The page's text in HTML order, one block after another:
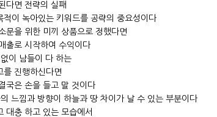
다면 전략의 실패
적이 녹아있는 키워드를 공략의 중요성이다
문을 위한 미끼 상품으로 정했다면
출로 시작하여 수익이다
이 남들이 다 하는
를 진행하신다면
국은 손을 들고 말 것이다
느낌과 방향이 하늘과 땅 차이가 날 수 있는 부분이다
대충 하고 있는 모습에서